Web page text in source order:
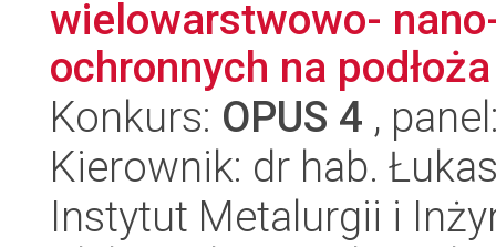
wielowarstwowo-
ochronnych na
Konkurs: OPUS 4 ,
Kierownik: dr hab.
Instytut Metalurgii i